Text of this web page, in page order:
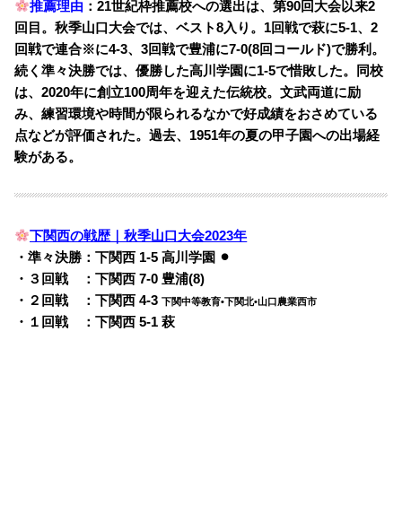
推薦理由 ：21世紀枠推薦校への選出は、第90回大会以来2
回目。秋季山口大会では、ベスト8入り。1回戦で萩に5-1、2
回戦で連合※に4-3、3回戦で豊浦に7-0(8回コールド)で勝利。
続く準々決勝では、優勝した高川学園に1-5で惜敗した。同校
は、2020年に創立100周年を迎えた伝統校。文武両道に励
み、練習環境や時間が限られるなかで好成績をおさめている
点などが評価された。過去、1951年の夏の甲子園への出場経
験がある。
下関西の戦歴｜秋季山口大会2023年
・準々決勝：下関西 1-5 高川学園 ⚫︎
・３回戦 ：下関西 7-0 豊浦(8)
・２回戦 ：下関西 4-3下関中等教育•下関北•山口農業西市
・１回戦 ：下関西 5-1 萩